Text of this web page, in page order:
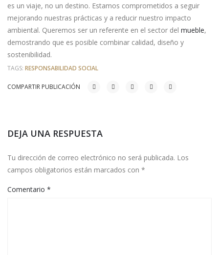
es un viaje, no un destino. Estamos comprometidos a seguir
mejorando nuestras prácticas y a reducir nuestro impacto
ambiental. Queremos ser un referente en el sector del mueble,
demostrando que es posible combinar calidad, diseño y
sostenibilidad.
TAGS: RESPONSABILIDAD SOCIAL
COMPARTIR PUBLICACIÓN
DEJA UNA RESPUESTA
Tu dirección de correo electrónico no será publicada. Los
campos obligatorios están marcados con *
Comentario *